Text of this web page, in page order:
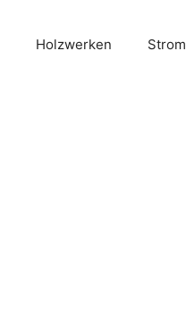
Holzwerken Strom